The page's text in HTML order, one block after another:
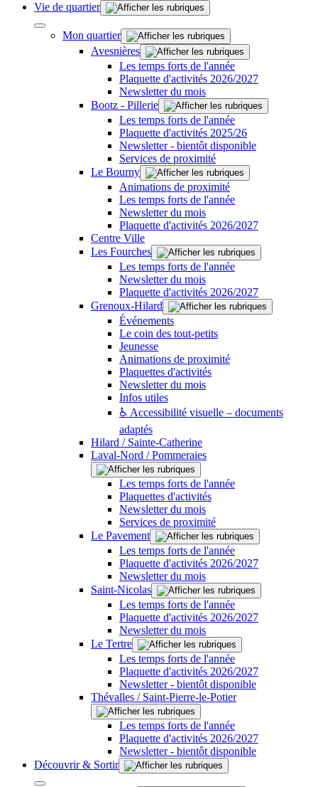
Vie de quartier
Mon quartier
Avesnières
Les temps forts de l'année
Plaquette d'activités 2026/2027
Newsletter du mois
Bootz - Pillerie
Les temps forts de l'année
Plaquette d'activités 2025/26
Newsletter - bientôt disponible
Services de proximité
Le Bourny
Animations de proximité
Les temps forts de l'année
Newsletter du mois
Plaquette d'activités 2026/2027
Centre Ville
Les Fourches
Les temps forts de l'année
Newsletter du mois
Plaquette d'activités 2026/2027
Grenoux-Hilard
Événements
Le coin des tout-petits
Jeunesse
Animations de proximité
Plaquettes d'activités
Newsletter du mois
Infos utiles
♿ Accessibilité visuelle – documents
adaptés
Hilard / Sainte-Catherine
Laval-Nord / Pommeraies
Les temps forts de l'année
Plaquettes d'activités
Newsletter du mois
Services de proximité
Le Pavement
Les temps forts de l'année
Plaquette d'activités 2026/2027
Newsletter du mois
Saint-Nicolas
Les temps forts de l'année
Plaquette d'activités 2026/2027
Newsletter du mois
Le Tertre
Les temps forts de l'année
Plaquette d'activités 2026/2027
Newsletter - bientôt disponible
Thévalles / Saint-Pierre-le-Potier
Les temps forts de l'année
Plaquette d'activités 2026/2027
Newsletter - bientôt disponible
Découvrir & Sortir